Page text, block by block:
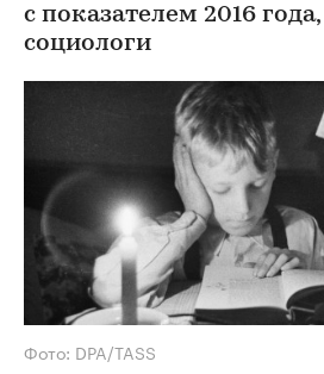
с показателем 2016
социологи
Фото: DPA/TASS